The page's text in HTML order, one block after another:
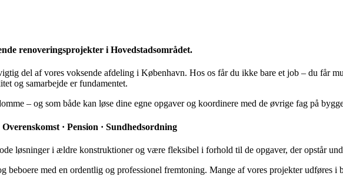
renoveringsprojekter i Hovedstadsområdet.
del af vores voksende afdeling i København. Hos os får du ikke bare et job – du får
og samarbejde er fundamentet.
– og som både kan løse dine egne opgaver og koordinere med de øvrige fag på
· Pension · Sundhedsordning
løsninger i ældre konstruktioner og være fleksibel i forhold til de opgaver, der opstår
med en ordentlig og professionel fremtoning. Mange af vores projekter udføres